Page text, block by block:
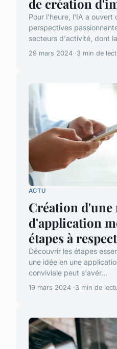
de création
Pour l'heure, l'IA a ouvert
perspectives
secteurs d'activité, dont
29 mars 2024 3 min de
ACTU
Création d'une
d'application
étapes à
Découvrir les étapes
une idée en une
conviviale peut s'avér...
19 mars 2024 3 min de